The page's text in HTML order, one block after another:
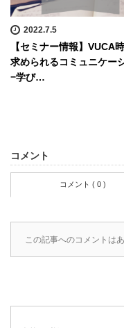
2022.7.5
【セミナー情報】VUCA
求められるコミュニケー
−学び…
コメント
コメント ( 0 )
この記事へのコメントはあ